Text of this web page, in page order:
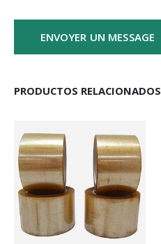
PRODUCTOS RELACIONADOS